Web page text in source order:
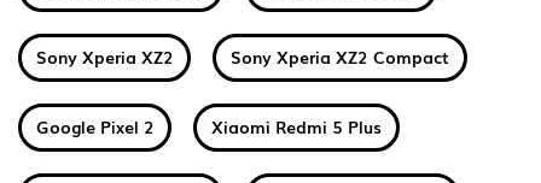
Sony Xperia XZ2 Sony Xperia XZ2 Compact
Google Pixel 2 Xiaomi Redmi 5 Plus